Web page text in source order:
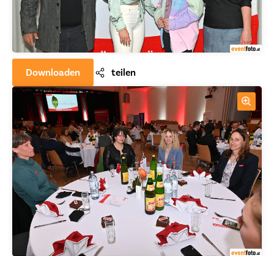
Downloaden teilen